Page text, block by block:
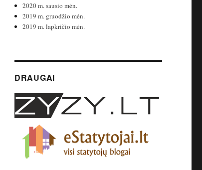
2020 m. sausio mėn.
2019 m. gruodžio mėn.
2019 m. lapkričio mėn.
DRAUGAI